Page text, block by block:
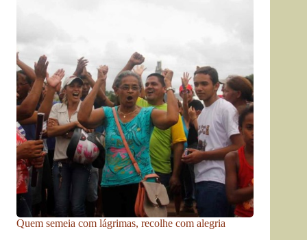
Quem semeia com lágrimas, recolhe com alegria